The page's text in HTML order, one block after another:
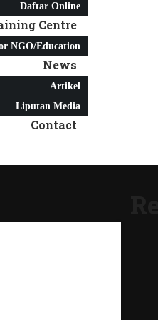
Daftar Online
Centre
NGO/Education
News
Artikel
Liputan Media
Contact